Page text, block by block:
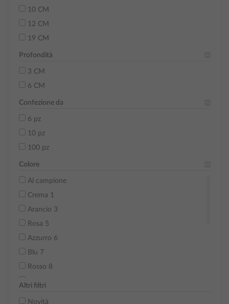
10 CM
12 CM
19 CM
Profondità
3 CM
6 CM
Confezione da
6 pz
10 pz
100 pz
Colore
Al campione
Crema 1
Arancio 3
Rosa 5
Azzurro 6
Blu 7
Rosso 8
Verde 9
Altri filtri
Novità